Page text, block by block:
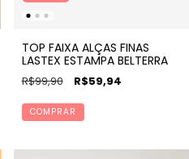
TOP FAIXA ALÇAS FINAS
LASTEX ESTAMPA BELTERRA
R$99,90 R$59,94
COMPRAR